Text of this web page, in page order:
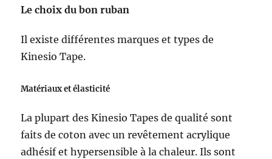
Le choix du bon ruban
Il existe différentes marques et types de
Kinesio Tape.
Matériaux et élasticité
La plupart des Kinesio Tapes de qualité sont
faits de coton avec un revêtement acrylique
adhésif et hypersensible à la chaleur. Ils sont